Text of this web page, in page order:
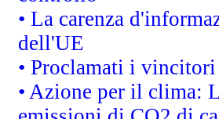
• La carenza
dell'UE
• Proclamati i
• Azione per il clima: